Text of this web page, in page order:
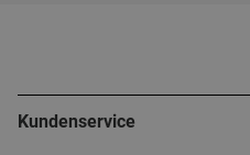
Kundenservice